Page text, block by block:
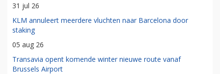
31 jul 26
KLM annuleert meerdere vluchten naar Barcelona door
staking
05 aug 26
Transavia opent komende winter nieuwe route vanaf
Brussels Airport